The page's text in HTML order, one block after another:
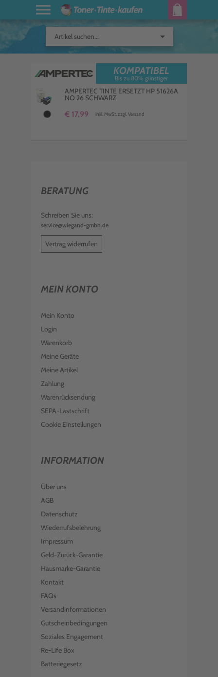
Artikel suchen... arrow_drop_down
KOMPATIBEL
Bis zu 80% günstiger
AMPERTEC TINTE ERSETZT HP 51626A
NO 26 SCHWARZ
€ 17,99 inkl. MwSt. zzgl. Versand
BERATUNG
Schreiben Sie uns:
service@wiegand-gmbh.de
Vertrag widerrufen
MEIN KONTO
Mein Konto
Login
Warenkorb
Meine Geräte
Meine Artikel
Zahlung
Warenrücksendung
SEPA-Lastschrift
Cookie Einstellungen
INFORMATION
Über uns
AGB
Datenschutz
Wiederrufsbelehrung
Impressum
Geld-Zurück-Garantie
Hausmarke-Garantie
Kontakt
FAQs
Versandinformationen
Gutscheinbedingungen
Soziales Engagement
Re-Life Box
Batteriegesetz